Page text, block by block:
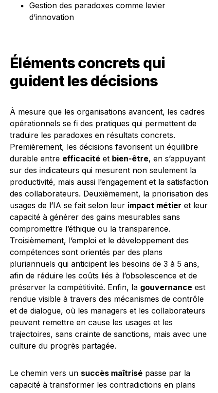
Gestion des paradoxes comme levier
d’innovation
Éléments concrets qui
guident les décisions
À mesure que les organisations avancent, les cadres
opérationnels se fi des pratiques qui permettent de
traduire les paradoxes en résultats concrets.
Premièrement, les décisions favorisent un équilibre
durable entre efficacité et bien-être, en s’appuyant
sur des indicateurs qui mesurent non seulement la
productivité, mais aussi l’engagement et la satisfaction
des collaborateurs. Deuxièmement, la priorisation des
usages de l’IA se fait selon leur impact métier et leur
capacité à générer des gains mesurables sans
compromettre l’éthique ou la transparence.
Troisièmement, l’emploi et le développement des
compétences sont orientés par des plans
pluriannuels qui anticipent les besoins de 3 à 5 ans,
afin de réduire les coûts liés à l’obsolescence et de
préserver la compétitivité. Enfin, la gouvernance est
rendue visible à travers des mécanismes de contrôle
et de dialogue, où les managers et les collaborateurs
peuvent remettre en cause les usages et les
trajectoires, sans crainte de sanctions, mais avec une
culture du progrès partagée.
Le chemin vers un succès maîtrisé passe par la
capacité à transformer les contradictions en plans